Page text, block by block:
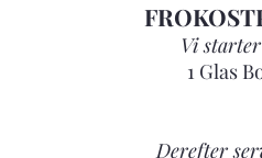
Vi
1 Glas
Derefter